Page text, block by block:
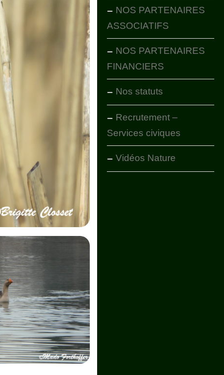
NOS PARTENAIRES
ASSOCIATIFS
NOS PARTENAIRES
FINANCIERS
Nos statuts
Recrutement –
Services civiques
Vidéos Nature